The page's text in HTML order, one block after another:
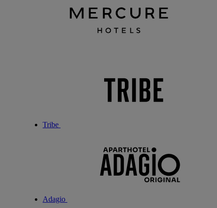
Tribe
Adagio